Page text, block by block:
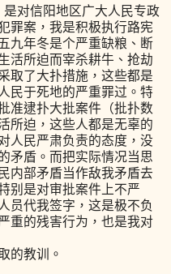
对信阳地区广大人民专政
罪案，我是积极执行路宪
九年冬是个严重缺粮、断
活所迫而宰杀耕牛、抢劫
取了大扑措施，这些都是
民于死地的严重罪过。特
准逮扑大批案件（批扑数
所迫，这些人都是无辜的
人民严肃负责的态度，没
矛盾。而把实际情况当思
内部矛盾当作敌我矛盾去
别是对审批案件上不严
员代我签字，这是极不负
重的残害行为，也是我对
的教训。